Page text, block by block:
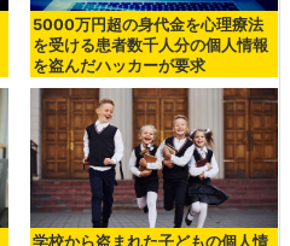
5000万円超の身代金を心理療法
を受ける患者数千人分の個人情報
を盗んだハッカーが要求
学校から盗まれた子どもの個人情